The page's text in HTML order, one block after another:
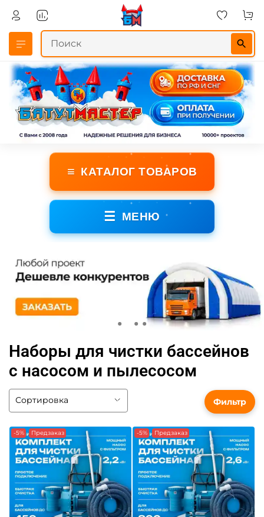
≡ КАТАЛОГ ТОВАРОВ
☰ МЕНЮ
Наборы для чистки бассейнов
с насосом и пылесосом
-5% Предзаказ -5% Предзаказ
Фильтр